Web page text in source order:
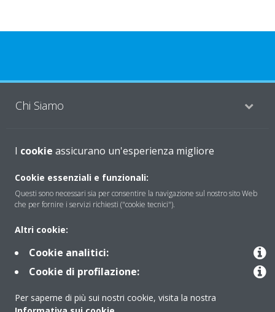
Chi Siamo
Soluzioni
Contattaci
Periodo di supporto definito
Politica di segnalazione e divulgazione delle vulnerabilità del
Gruppo Daikin Europe
I cookie assicurano un'esperienza migliore
Cookie essenziali e funzionali:
Questi sono necessari sia per consentire la navigazione sul nostro sito Web
che per fornire i servizi richiesti ("cookie tecnici").
Altri cookie:
Cookie analitici:
Cookie di profilazione:
Per saperne di più sui nostri cookie, visita la nostra